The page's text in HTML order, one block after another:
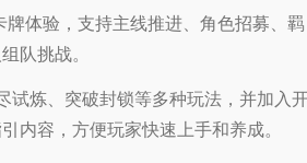
体验，支持主线推进、角色招募、羁
队挑战。
试炼、突破封锁等多种玩法，并加入
内容，方便玩家快速上手和养成。